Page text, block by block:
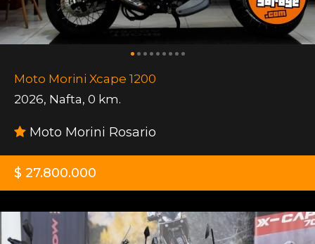
Moto Morini Xcape 1200
2026, Nafta, 0 km.
Moto Morini Rosario
$ 27.800.000